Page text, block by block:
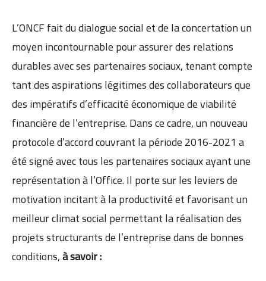
L’ONCF fait du dialogue social et de la concertation un
moyen incontournable pour assurer des relations
durables avec ses partenaires sociaux, tenant compte
tant des aspirations légitimes des collaborateurs que
des impératifs d’efficacité économique de viabilité
financière de l’entreprise. Dans ce cadre, un nouveau
protocole d’accord couvrant la période 2016-2021 a
été signé avec tous les partenaires sociaux ayant une
représentation à l’Office. Il porte sur les leviers de
motivation incitant à la productivité et favorisant un
meilleur climat social permettant la réalisation des
projets structurants de l’entreprise dans de bonnes
conditions,à savoir :